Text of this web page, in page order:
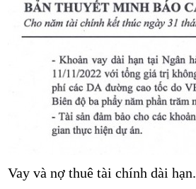
Vay và nợ thuê tài chính dài hạn.